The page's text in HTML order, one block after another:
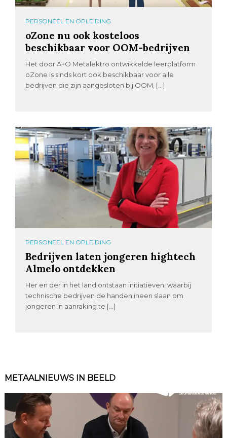
PERSONEEL EN OPLEIDING
oZone nu ook kosteloos
beschikbaar voor OOM-bedrijven
Het door A+O Metalektro ontwikkelde leerplatform
oZone is sinds kort ook beschikbaar voor alle
bedrijven die zijn aangesloten bij OOM, […]
PERSONEEL EN OPLEIDING
Bedrijven laten jongeren hightech
Almelo ontdekken
Her en der in het land ontstaan initiatieven, waarbij
technische bedrijven de handen ineen slaan om
jongeren in aanraking te […]
METAALNIEUWS IN BEELD